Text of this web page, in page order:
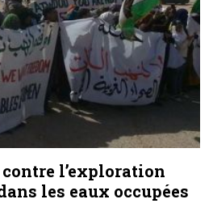
l’exploration
les eaux occupées